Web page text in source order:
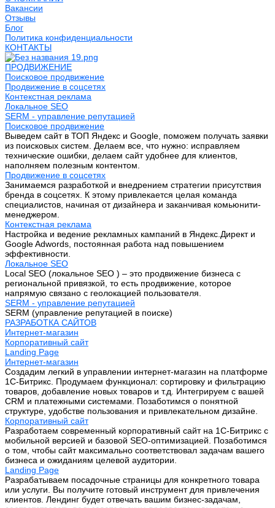
Вакансии
Отзывы
Блог
Политика конфиденциальности
КОНТАКТЫ
ПРОДВИЖЕНИЕ
Поисковое продвижение
Продвижение в соцсетях
Контекстная реклама
Локальное SEO
SERM - управление репутацией
Поисковое продвижение
Выведем сайт в ТОП Яндекс и Google, поможем получать заявки
из поисковых систем. Делаем все, что нужно: исправляем
технические ошибки, делаем сайт удобнее для клиентов,
наполняем полезным контентом.
Продвижение в соцсетях
Занимаемся разработкой и внедрением стратегии присутствия
бренда в соцсетях. К этому привлекается целая команда
специалистов, начиная от дизайнера и заканчивая комьюнити-
менеджером.
Контекстная реклама
Настройка и ведение рекламных кампаний в Яндекс.Директ и
Google Adwords, постоянная работа над повышением
эффективности.
Локальное SEO
Local SEO (локальное SEO ) – это продвижение бизнеса с
региональной привязкой, то есть продвижение, которое
напрямую связано с геолокацией пользователя.
SERM - управление репутацией
SERM (управление репутацией в поиске)
РАЗРАБОТКА САЙТОВ
Интернет-магазин
Корпоративный сайт
Landing Page
Интернет-магазин
Создадим легкий в управлении интернет-магазин на платформе
1С-Битрикс. Продумаем функционал: сортировку и фильтрацию
товаров, добавление новых товаров и т.д. Интегрируем с вашей
CRM и платежными системами. Позаботимся о понятной
структуре, удобстве пользования и привлекательном дизайне.
Корпоративный сайт
Разработаем современный корпоративный сайт на 1С-Битрикс с
мобильной версией и базовой SEO-оптимизацией. Позаботимся
о том, чтобы сайт максимально соответствовал задачам вашего
бизнеса и ожиданиям целевой аудитории.
Landing Page
Разрабатываем посадочные страницы для конкретного товара
или услуги. Вы получите готовый инструмент для привлечения
клиентов. Лендинг будет отвечать вашим бизнес-задачам,